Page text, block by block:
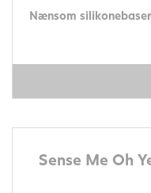
Nænsom
Sense Me Oh